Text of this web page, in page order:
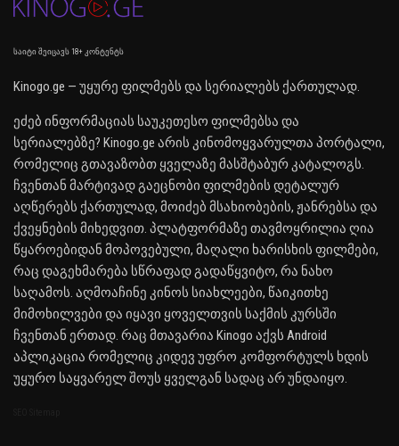
საიტი შეიცავს 18+ კონტენტს
Kinogo.ge — უყურე ფილმებს და სერიალებს ქართულად.
ეძებ ინფორმაციას საუკეთესო ფილმებსა და
სერიალებზე? Kinogo.ge არის კინომოყვარულთა პორტალი,
რომელიც გთავაზობთ ყველაზე მასშტაბურ კატალოგს.
ჩვენთან მარტივად გაეცნობი ფილმების დეტალურ
აღწერებს ქართულად, მოიძებ მსახიობების, ჟანრებსა და
ქვეყნების მიხედვით. პლატფორმაზე თავმოყრილია ღია
წყაროებიდან მოპოვებული, მაღალი ხარისხის ფილმები,
რაც დაგეხმარება სწრაფად გადაწყვიტო, რა ნახო
საღამოს. აღმოაჩინე კინოს სიახლეები, წაიკითხე
მიმოხილვები და იყავი ყოველთვის საქმის კურსში
ჩვენთან ერთად. რაც მთავარია Kinogo აქვს Android
აპლიკაცია რომელიც კიდევ უფრო კომფორტულს ხდის
უყურო საყვარელ შოუს ყველგან სადაც არ უნდაიყო.